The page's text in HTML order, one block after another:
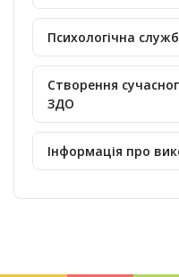
Психологічна
Створення
ЗДО
Інформація про